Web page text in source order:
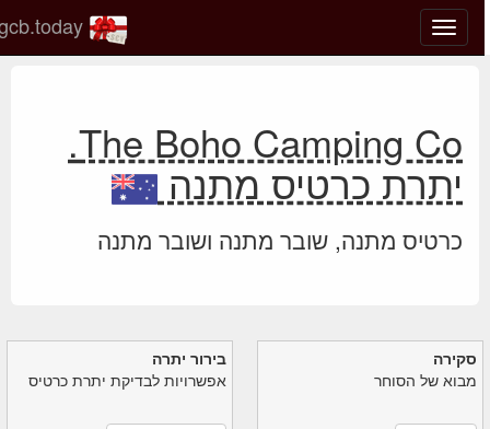
החלף
מצב
gcb.today
The Boho Camping Co.
יתרת כרטיס מתנה
כרטיס מתנה, שובר מתנה ושובר מתנה
בירור יתרה
אפשרויות לבדיקת יתרת כרטיס
סקירה
מבוא של הסוחר